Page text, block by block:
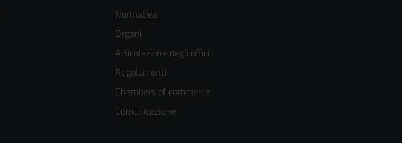
menù
colonna
3
Normativa
Organi
Articolazione degli uffici
Regolamenti
Chambers of commerce
Comunicazione